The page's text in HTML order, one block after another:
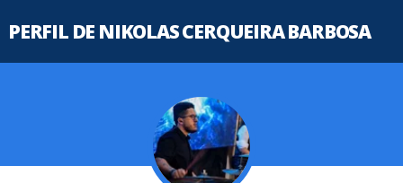
PERFIL DE NIKOLAS CERQUEIRA BARBOSA